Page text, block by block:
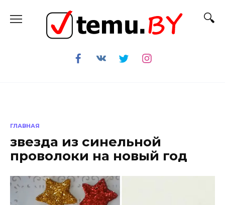
содержанию
ГЛАВНАЯ
звезда из синельной
проволоки на новый год